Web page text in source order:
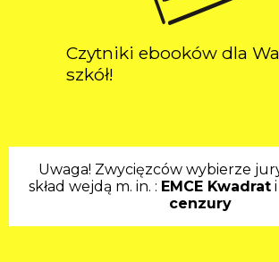
Czytniki ebooków dla
szkół!
Uwaga! Zwycięzców wybierze
skład wejdą m. in. : EMCE Kwadrati
cenzury